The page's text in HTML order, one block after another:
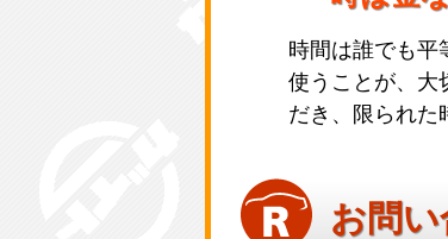
時間は誰でも平
使うことが、大
だき、限られた
お問